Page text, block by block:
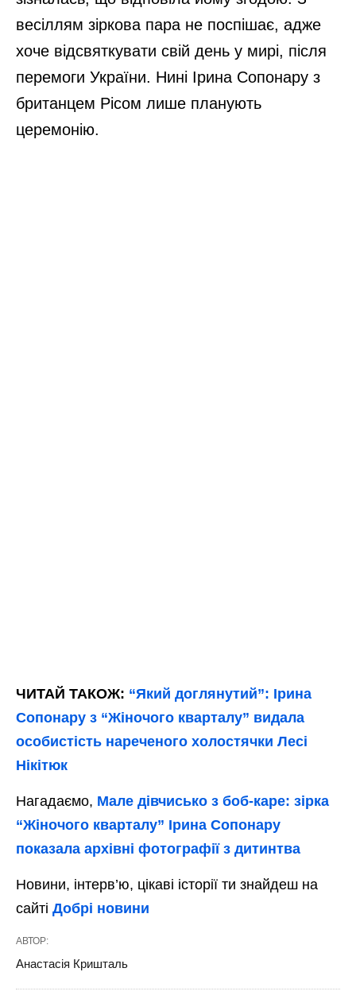
весіллям зіркова пара не поспішає, адже
хоче відсвяткувати свій день у мирі, після
перемоги України. Нині Ірина Сопонару з
британцем Рісом лише планують
церемонію.
ЧИТАЙ ТАКОЖ: “Який доглянутий”: Ірина
Сопонару з “Жіночого кварталу” видала
особистість нареченого холостячки Лесі
Нікітюк
Нагадаємо, Мале дівчисько з боб-каре: зірка
“Жіночого кварталу” Ірина Сопонару
показала архівні фотографії з дитинтва
Новини, інтерв’ю, цікаві історії ти знайдеш на
сайті Добрі новини
АВТОР:
Анастасія Кришталь